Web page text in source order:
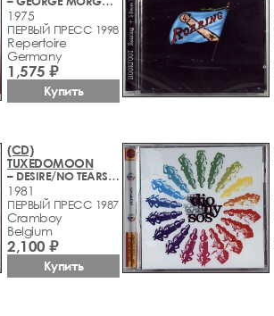
1975
ПЕРВЫЙ ПРЕСС 1998
Repertoire
Germany
1,575 ₽
Купить
(CD)
TUXEDOMOON
– DESIRE/NO TEARS (1976-1981)
1981
ПЕРВЫЙ ПРЕСС 1987
Cramboy
Belgium
2,100 ₽
Купить